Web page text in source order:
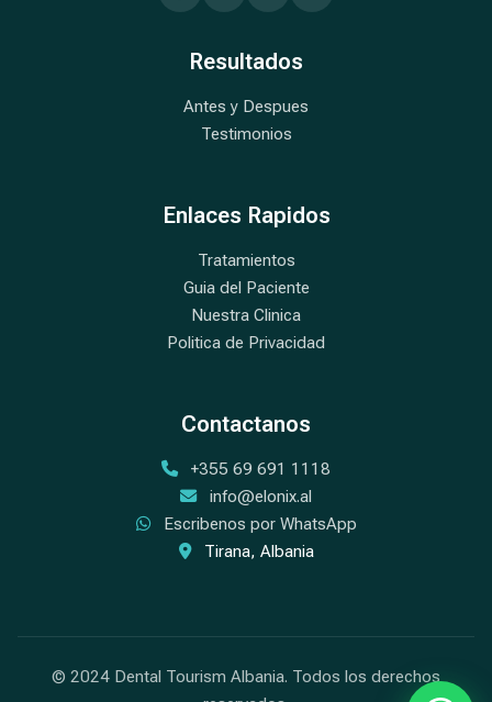
Resultados
Antes y Despues
Testimonios
Enlaces Rapidos
Tratamientos
Guia del Paciente
Nuestra Clinica
Politica de Privacidad
Contactanos
+355 69 691 1118
info@elonix.al
Escribenos por WhatsApp
Tirana, Albania
© 2024 Dental Tourism Albania. Todos los derechos